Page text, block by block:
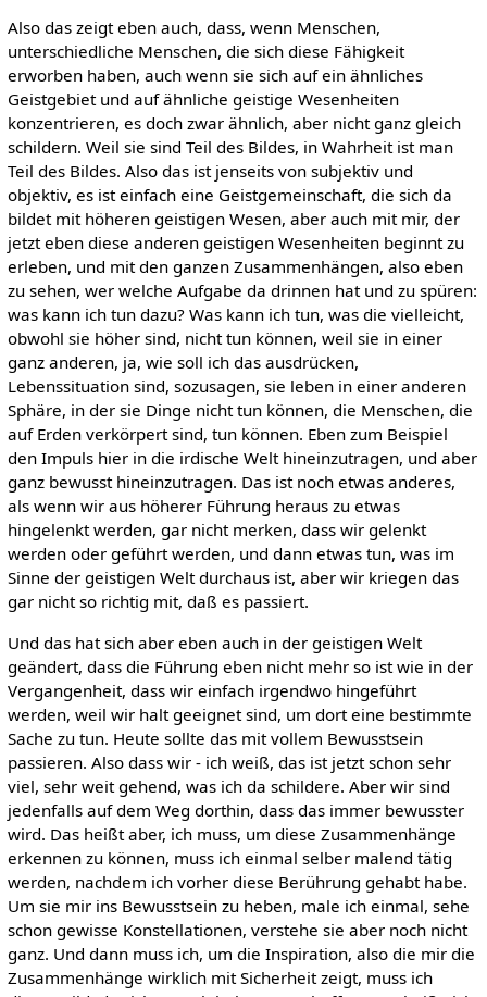
Also das zeigt eben auch, dass, wenn Menschen,
unterschiedliche Menschen, die sich diese Fähigkeit
erworben haben, auch wenn sie sich auf ein ähnliches
Geistgebiet und auf ähnliche geistige Wesenheiten
konzentrieren, es doch zwar ähnlich, aber nicht ganz gleich
schildern. Weil sie sind Teil des Bildes, in Wahrheit ist man
Teil des Bildes. Also das ist jenseits von subjektiv und
objektiv, es ist einfach eine Geistgemeinschaft, die sich da
bildet mit höheren geistigen Wesen, aber auch mit mir, der
jetzt eben diese anderen geistigen Wesenheiten beginnt zu
erleben, und mit den ganzen Zusammenhängen, also eben
zu sehen, wer welche Aufgabe da drinnen hat und zu spüren:
was kann ich tun dazu? Was kann ich tun, was die vielleicht,
obwohl sie höher sind, nicht tun können, weil sie in einer
ganz anderen, ja, wie soll ich das ausdrücken,
Lebenssituation sind, sozusagen, sie leben in einer anderen
Sphäre, in der sie Dinge nicht tun können, die Menschen, die
auf Erden verkörpert sind, tun können. Eben zum Beispiel
den Impuls hier in die irdische Welt hineinzutragen, und aber
ganz bewusst hineinzutragen. Das ist noch etwas anderes,
als wenn wir aus höherer Führung heraus zu etwas
hingelenkt werden, gar nicht merken, dass wir gelenkt
werden oder geführt werden, und dann etwas tun, was im
Sinne der geistigen Welt durchaus ist, aber wir kriegen das
gar nicht so richtig mit, daß es passiert.
Und das hat sich aber eben auch in der geistigen Welt
geändert, dass die Führung eben nicht mehr so ist wie in der
Vergangenheit, dass wir einfach irgendwo hingeführt
werden, weil wir halt geeignet sind, um dort eine bestimmte
Sache zu tun. Heute sollte das mit vollem Bewusstsein
passieren. Also dass wir - ich weiß, das ist jetzt schon sehr
viel, sehr weit gehend, was ich da schildere. Aber wir sind
jedenfalls auf dem Weg dorthin, dass das immer bewusster
wird. Das heißt aber, ich muss, um diese Zusammenhänge
erkennen zu können, muss ich einmal selber malend tätig
werden, nachdem ich vorher diese Berührung gehabt habe.
Um sie mir ins Bewusstsein zu heben, male ich einmal, sehe
schon gewisse Konstellationen, verstehe sie aber noch nicht
ganz. Und dann muss ich, um die Inspiration, also die mir die
Zusammenhänge wirklich mit Sicherheit zeigt, muss ich